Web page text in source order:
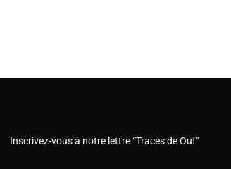
Inscrivez-vous à notre lettre “Traces de Ouf”